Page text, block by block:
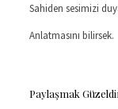
Sahiden sesimizi
Anlatmasını bilirsek.
Paylaşmak